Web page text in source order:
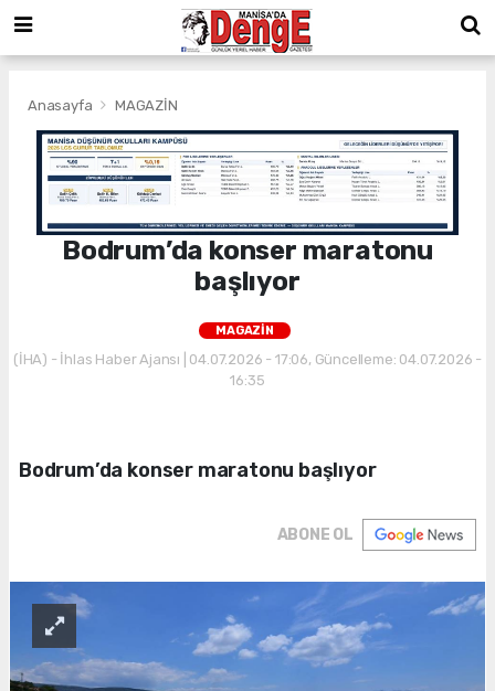
Anasayfa MAGAZİN
Bodrum’da konser maratonu
başlıyor
MAGAZİN
(İHA) - İhlas Haber Ajansı | 04.07.2026 - 17:06, Güncelleme: 04.07.2026 -
16:35
Bodrum’da konser maratonu başlıyor
ABONE OL